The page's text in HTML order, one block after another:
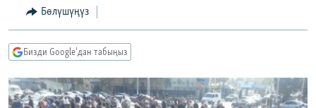
МАДАНИЯТ
ТВ ПРОГРАММАЛАР
ЭКСПЕРТТЕР ТАЛДАЙТ
БИЗ ЖАНА ДҮЙНӨ
ӨЗГӨЧӨ ПИКИР
Русский
Бөлүшүңүз
Бизди Google'дан табыңыз